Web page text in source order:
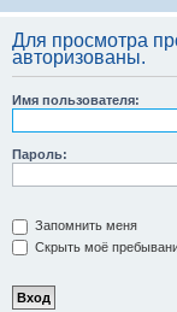
Для просмотра
авторизованы.
Имя пользователя:
Пароль:
Запомнить меня
Скрыть моё